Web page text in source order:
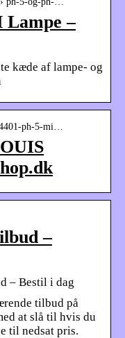
Lampe –
kæde af lampe- og
ph-5-mi…
–
– Bestil i dag
tilbud på
at slå til hvis du
til nedsat pris.